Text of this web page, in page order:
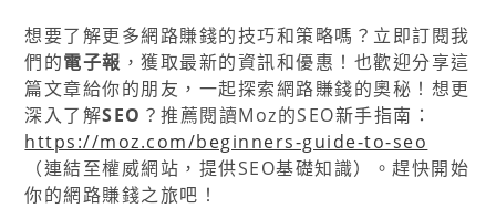
想要了解更多網路賺錢的技巧和策略嗎？立即訂閱我
們的電子報 ，獲取最新的資訊和優惠！也歡迎分享這
篇文章給你的朋友，一起探索網路賺錢的奧秘！想更
深入了解SEO ？推薦閱讀Moz的SEO新手指南：
https://moz.com/beginners-guide-to-seo
（連結至權威網站，提供SEO基礎知識）。趕快開始
你的網路賺錢之旅吧！